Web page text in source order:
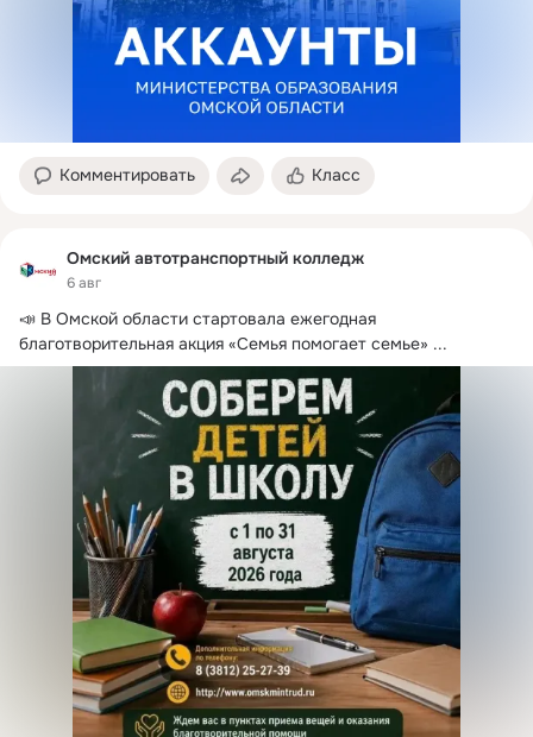
Комментировать Класс
Омский автотранспортный колледж
6 авг
📣 В Омской области стартовала ежегодная
благотворительная акция «Семья помогает семье» ...